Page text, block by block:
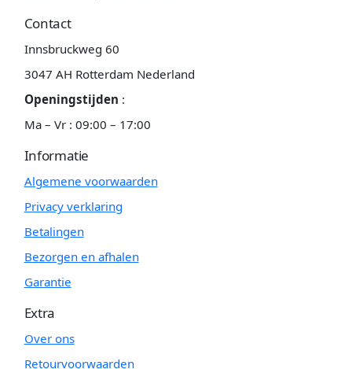
Contact
Innsbruckweg 60
3047 AH Rotterdam Nederland
Openingstijden :
Ma – Vr : 09:00 – 17:00
Informatie
Algemene voorwaarden
Privacy verklaring
Betalingen
Bezorgen en afhalen
Garantie
Extra
Over ons
Retourvoorwaarden